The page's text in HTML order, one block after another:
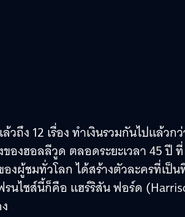
ง 12 เรื่อง ทำเงินรวมกันไปแล้วก
องฮอลลีวูด ตลอดระยะเวลา 45 ปี ที่
งผู้ชมทั่วโลก ได้สร้างตัวละครที่เป็น
นไชส์นี้ก็คือ แฮร์ริสัน ฟอร์ด